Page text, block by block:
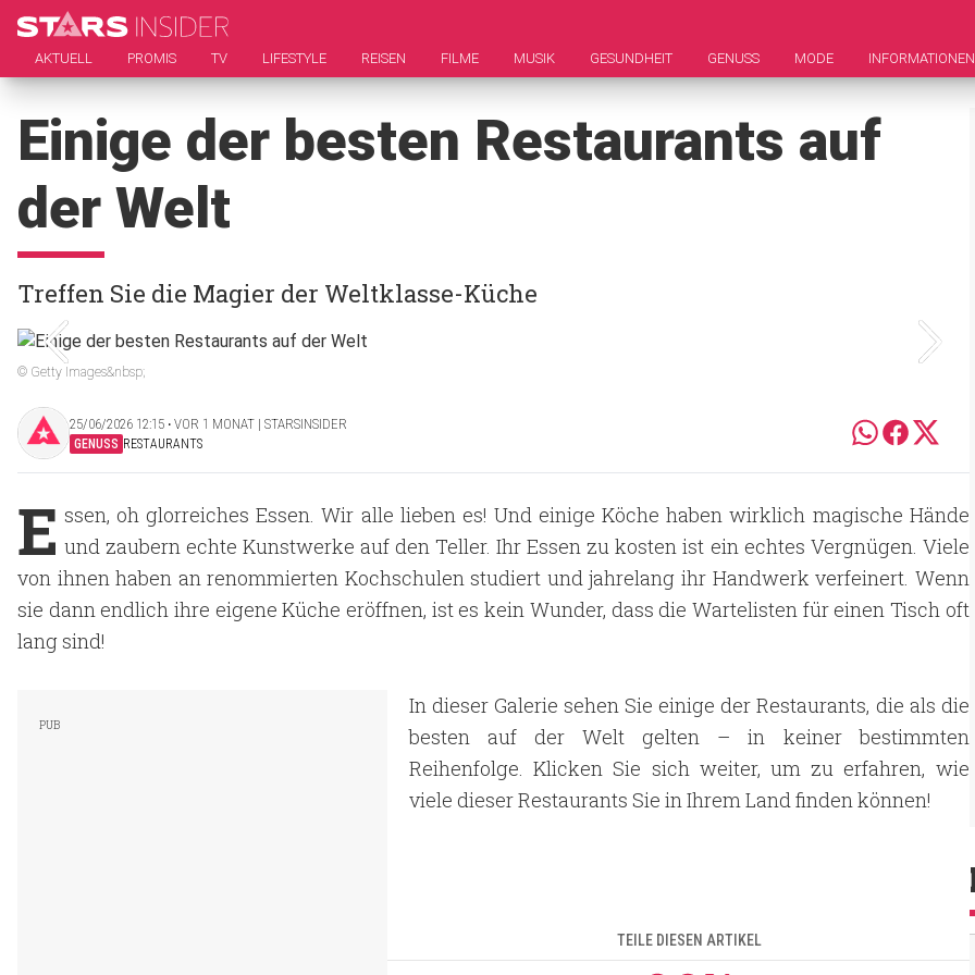
AKTUELL PROMIS TV LIFESTYLE REISEN FILME MUSIK GESUNDHEIT GENUSS MODE INFORMATIONEN
Einige der besten Restaurants auf
der Welt
Treffen Sie die Magier der Weltklasse-Küche
© Getty Images&nbsp;
25/06/2026 12:15 ‧ VOR 1 MONAT | STARSINSIDER
GENUSS RESTAURANTS
E ssen, oh glorreiches Essen. Wir alle lieben es! Und einige Köche haben wirklich magische Hände
und zaubern echte Kunstwerke auf den Teller. Ihr Essen zu kosten ist ein echtes Vergnügen. Viele
von ihnen haben an renommierten Kochschulen studiert und jahrelang ihr Handwerk verfeinert. Wenn
sie dann endlich ihre eigene Küche eröffnen, ist es kein Wunder, dass die Wartelisten für einen Tisch oft
lang sind!
In dieser Galerie sehen Sie einige der Restaurants, die als die
besten auf der Welt gelten – in keiner bestimmten
Reihenfolge. Klicken Sie sich weiter, um zu erfahren, wie
viele dieser Restaurants Sie in Ihrem Land finden können!
TEILE DIESEN ARTIKEL